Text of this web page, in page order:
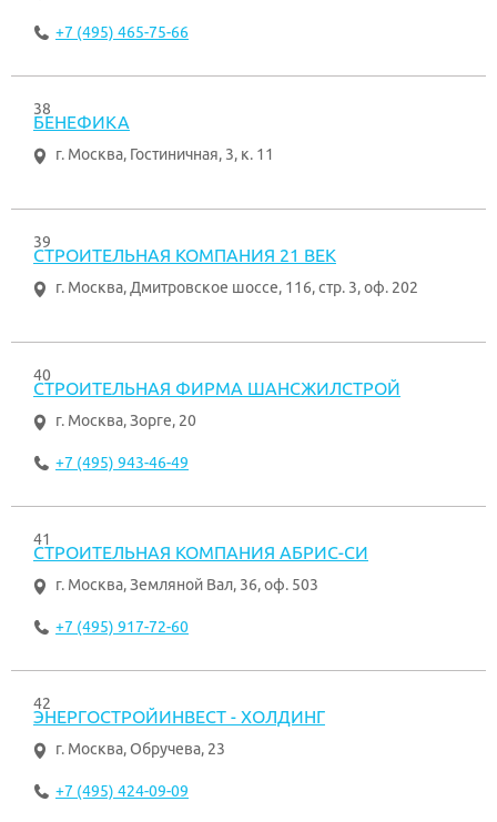
+7 (495) 465-75-66
38
БЕНЕФИКА
г. Москва, Гостиничная, 3, к. 11
39
СТРОИТЕЛЬНАЯ КОМПАНИЯ 21 ВЕК
г. Москва, Дмитровское шоссе, 116, стр. 3, оф. 202
40
СТРОИТЕЛЬНАЯ ФИРМА ШАНСЖИЛСТРОЙ
г. Москва,Зорге, 20
+7 (495) 943-46-49
41
СТРОИТЕЛЬНАЯ КОМПАНИЯ АБРИС-СИ
г. Москва,Земляной Вал, 36, оф. 503
+7 (495) 917-72-60
42
ЭНЕРГОСТРОЙИНВЕСТ - ХОЛДИНГ
г. Москва, Обручева, 23
+7 (495) 424-09-09